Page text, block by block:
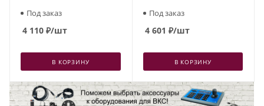
Под заказ
4 110 ₽/шт
В КОРЗИНУ
Под заказ
4 601 ₽/шт
В КОРЗИНУ